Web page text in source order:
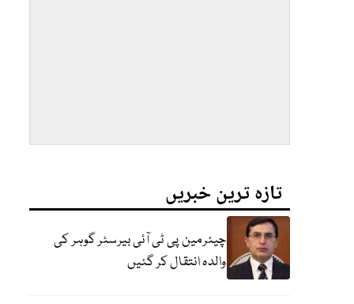
تازہ ترین خبریں
چیئرمین پی ٹی آئی بیرسٹر گوہر کی
والدہ انتقال کر گئیں